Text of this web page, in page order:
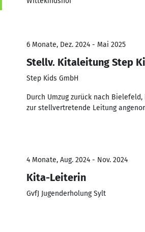
6 Monate, Dez. 2024 - Mai 2025
Stellv. Kitaleitung Step
Step Kids GmbH
Durch Umzug zurück nach
zur stellvertretende Leitung
4 Monate, Aug. 2024 - Nov. 2024
Kita-Leiterin
GvfJ Jugenderholung Sylt